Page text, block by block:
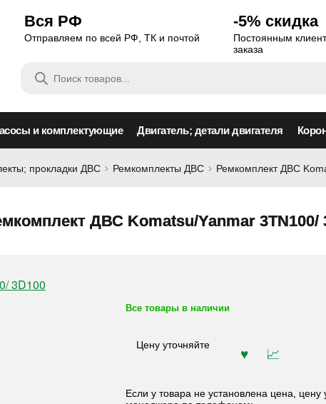
Вся РФ
Отправляем по всей РФ, ТК и почтой
-5% скидка
Постоянным
заказа
товаров
и комплектующие Двигатель; детали двигателя
прокладки ДВС Ремкомплекты ДВС Ремкомплект ДВС
ДВС Komatsu/Yanmar 3TN100/
Все товары в наличии
Цену уточняйте
Если у товара не установлена цена, цену